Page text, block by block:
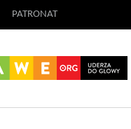
PATRONAT